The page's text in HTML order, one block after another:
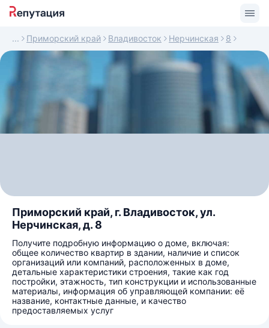
Приморский край Владивосток Нерчинская 8
Приморский край, г. Владивосток, ул.
Нерчинская, д. 8
Получите подробную информацию о доме, включая:
общее количество квартир в здании, наличие и список
организаций или компаний, расположенных в доме,
детальные характеристики строения, такие как год
постройки, этажность, тип конструкции и использованные
материалы, информация об управляющей компании: её
название, контактные данные, и качество
предоставляемых услуг